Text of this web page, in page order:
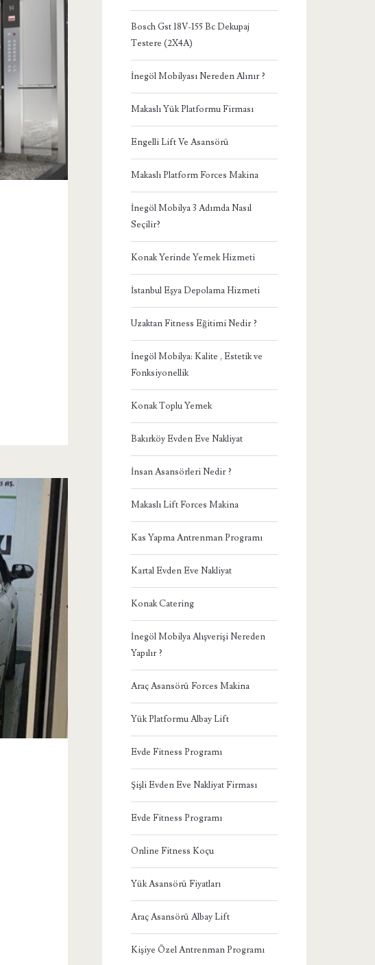
Bosch Gst 18V-155 Bc Dekupaj
Testere (2X4A)
İnegöl Mobilyası Nereden Alınır ?
Makaslı Yük Platformu Firması
Engelli Lift Ve Asansörü
Makaslı Platform Forces Makina
İnegöl Mobilya 3 Adımda Nasıl
Seçilir?
Konak Yerinde Yemek Hizmeti
İstanbul Eşya Depolama Hizmeti
Uzaktan Fitness Eğitimi Nedir ?
İnegöl Mobilya: Kalite , Estetik ve
Fonksiyonellik
Konak Toplu Yemek
Bakırköy Evden Eve Nakliyat
İnsan Asansörleri Nedir ?
Makaslı Lift Forces Makina
Kas Yapma Antrenman Programı
Kartal Evden Eve Nakliyat
Konak Catering
İnegöl Mobilya Alışverişi Nereden
Yapılır ?
Araç Asansörü Forces Makina
Yük Platformu Albay Lift
Evde Fitness Programı
Şişli Evden Eve Nakliyat Firması
Evde Fitness Programı
Online Fitness Koçu
Yük Asansörü Fiyatları
Araç Asansörü Albay Lift
Kişiye Özel Antrenman Programı